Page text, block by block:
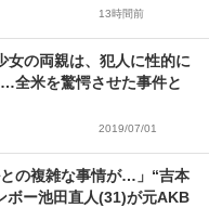
13時間前
女の両親は、犯人に性的に
全米を驚愕させた事件と
2019/07/01
との複雑な事情が…」“吉本
ボー池田直人(31)が元AKB